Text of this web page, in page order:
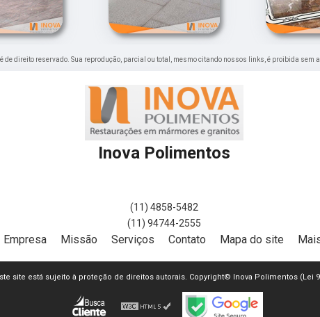
é de direito reservado. Sua reprodução, parcial ou total, mesmo citando nossos links, é proibida
Inova Polimentos
(11) 4858-5482
(11) 94744-2555
Empresa Missão Serviços Contato Mapa do site
site está sujeito à proteção de direitos autorais. Copyright© Inova Polimentos (Lei